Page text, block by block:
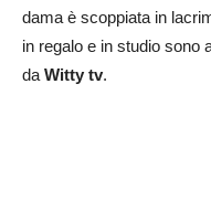
dama è scoppiata in
in regalo e in studio sono
daWitty tv.